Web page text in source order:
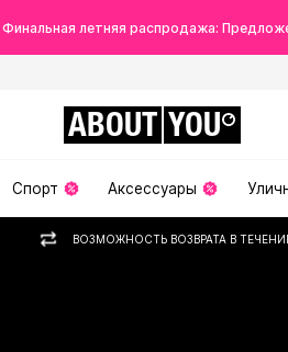
Финальная летняя распродажа:
ABOUT YOU
Спорт Аксессуары
ВОЗМОЖНОСТЬ ВОЗВРАТА В